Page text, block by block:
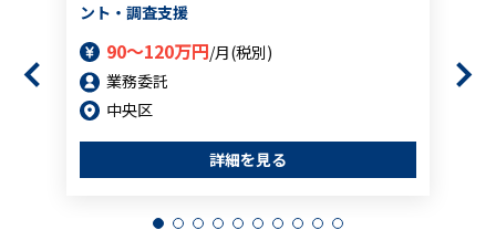
ント・調査支援
90～120万円/月(税別)
業務委託
中央区
詳細を見る